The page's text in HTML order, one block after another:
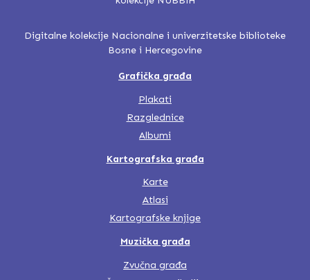
Digitalne kolekcije Nacionalne i univerzitetske biblioteke
Bosne i Hercegovine
Grafička građa
Plakati
Razglednice
Albumi
Kartografska građa
Karte
Atlasi
Kartografske knjige
Muzička građa
Zvučna građa